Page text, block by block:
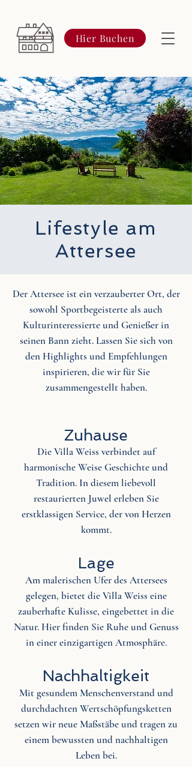
Hier Buchen
Lifestyle am
Attersee
Der Attersee ist ein verzauberter Ort, der
sowohl Sportbegeisterte als auch
Kulturinteressierte und Genießer in
seinen Bann zieht. Lassen Sie sich von
den Highlights und Empfehlungen
inspirieren, die wir für Sie
zusammengestellt haben.
Zuhause
Die Villa Weiss verbindet auf
harmonische Weise Geschichte und
Tradition. In diesem liebevoll
restaurierten Juwel erleben Sie
erstklassigen Service, der von Herzen
kommt.
Lage
Am malerischen Ufer des Attersees
gelegen, bietet die Villa Weiss eine
zauberhafte Kulisse, eingebettet in die
Natur. Hier finden Sie Ruhe und Genuss
in einer einzigartigen Atmosphäre.
Nachhaltigkeit
Mit gesundem Menschenverstand und
durchdachten Wertschöpfungsketten
setzen wir neue Maßstäbe und tragen zu
einem bewussten und nachhaltigen
Leben bei.